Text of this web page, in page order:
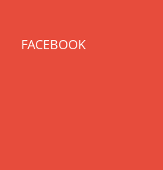
FACEBOOK